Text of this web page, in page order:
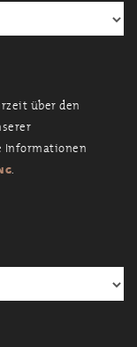
über den
Informationen
.